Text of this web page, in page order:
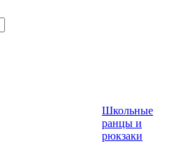
Школьные
ранцы и
рюкзаки